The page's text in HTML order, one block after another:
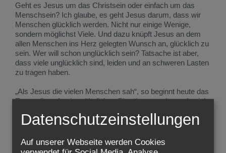
Geht es Jesus um das Christsein oder einfach um das
Menschsein? Ich glaube, es geht Jesus darum, dass wir
Menschen glücklich werden. Nicht nur einige Wenige,
sondern möglichst Viele. Und dazu knüpft Jesus an dem
allen Menschen ins Herz gelegten Wunsch an, glücklich zu
sein. Wer will schon unglücklich sein? Tatsache ist aber,
dass viele unglücklich sind, leiden und an schweren Lasten
zu tragen haben.
„Als Jesus die vielen Menschen sah“, so beginnt heute das
Evangelium. In einer ähnlichen Situation, wo abermals viele
habe Mitleid mit der Menge gehabt, „denn sie waren wie
Den Unglücklichen verspricht Jesus das Glück, ja die
Datenschutzeinstellungen
Auf unserer Webseite werden Cookies